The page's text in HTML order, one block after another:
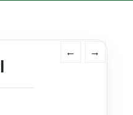
← →